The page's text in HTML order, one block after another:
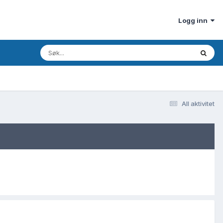
Logg inn
All aktivitet